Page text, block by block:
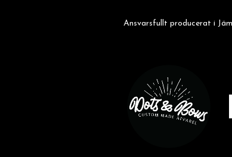
Ansvarsfullt producerat i